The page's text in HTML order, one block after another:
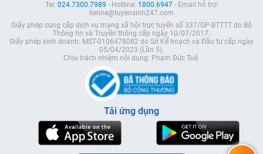
Tel: 024.7300.7989 - Hotline: 1800.6947- Email hỗ trợ:
lienhe@tuyensinh247.com
Giấy phép cung cấp dịch vụ mạng xã hội trực tuyến số 337/GP-BTTTT do Bộ
Thông tin và Truyền thông cấp ngày 10/07/2017.
Giấy phép kinh doanh: MST-0106478082 do Sở Kế hoạch và Đầu tư cấp ngày
05/04/2023 (Lần 5).
Chịu trách nhiệm nội dung: Phạm Đức Tuệ.
Tải ứng dụng